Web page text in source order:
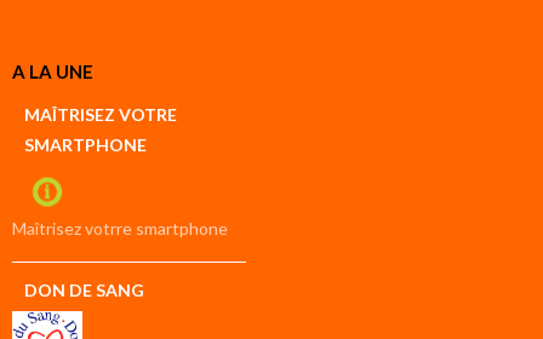
Créer
compte
compte
A LA UNE
MAÎTRISEZ VOTRE
SMARTPHONE
Maîtrisez votrre smartphone
DON DE SANG